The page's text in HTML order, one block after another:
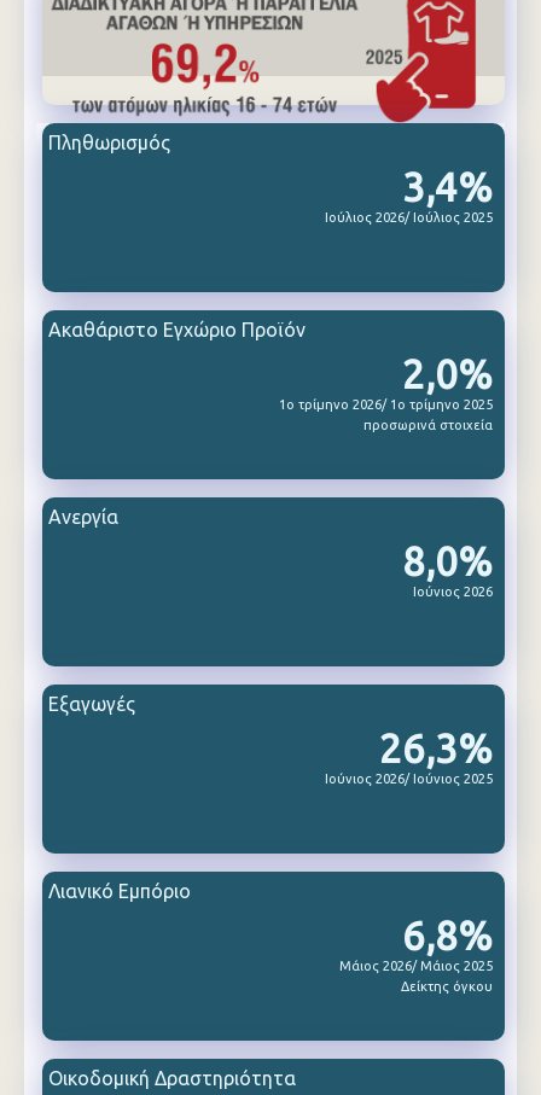
3,4%
Ιούλιος 2026/ Ιούλιος 2025
Πληθωρισμός
2,0%
1ο τρίμηνο 2026/ 1ο τρίμηνο 2025
προσωρινά στοιχεία
Ακαθάριστο Εγχώριο Προϊόν
8,0%
Ιούνιος 2026
Ανεργία
26,3%
Ιούνιος 2026/ Ιούνιος 2025
Εξαγωγές
6,8%
Μάιος 2026/ Μάιος 2025
Δείκτης όγκου
Λιανικό Εμπόριο
Οικοδομική Δραστηριότητα